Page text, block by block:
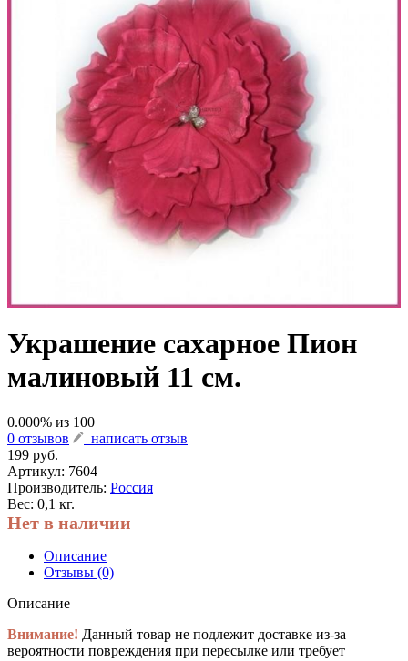
Украшение сахарное Пион
малиновый 11 см.
0.000% из 100
0 отзывов
написать отзыв
199 руб.
Артикул: 7604
Производитель: Россия
Вес: 0,1 кг.
Нет в наличии
Описание
Отзывы (0)
Описание
Внимание! Данный товар не подлежит доставке из-за
вероятности повреждения при пересылке или требует